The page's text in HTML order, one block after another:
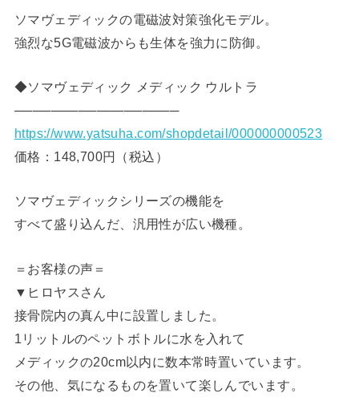
ソマヴェディックの電磁波対策強化モデル。
強烈な5G電磁波からも生体を強力に防御。
◆ソマヴェディック メディック ウルトラ
──────────────────
https://www.yatsuha.com/shopdetail/000000000523
価格：148,700円（税込）
ソマヴェディックシリーズの機能を
すべて盛り込んだ、汎用性が広い機種。
＝お客様の声＝
▼ヒロヤスさん
接骨院内の真ん中に設置しました。
1リットルのペットボトルに水を入れて
メディックの20cm以内に数本常時置いています。
その他、気になるものを置いて楽しんでいます。